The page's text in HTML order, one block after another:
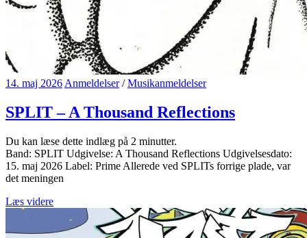
14. maj 2026 Anmeldelser/Musikanmeldelser
SPLIT – A Thousand Reflections
Du kan læse dette indlæg på 2 minutter.
Band: SPLIT Udgivelse: A Thousand Reflections Udgivelsesdato:
15. maj 2026 Label: Prime Allerede ved SPLITs forrige plade, var
det meningen
Læs videre